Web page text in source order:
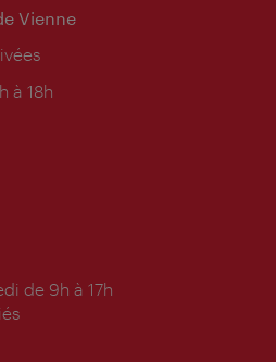
Vienne
à 18h
de 9h à 17h